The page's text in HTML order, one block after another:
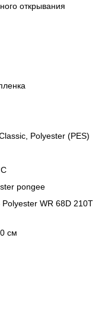
открывания
Polyester (PES)
pongee
WR 68D 210T
см